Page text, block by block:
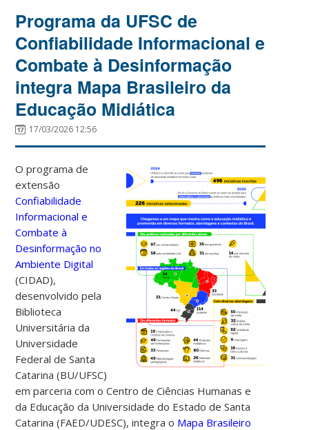
Programa da UFSC de
Confiabilidade Informacional e
Combate à Desinformação
integra Mapa Brasileiro da
Educação Midiática
17/03/2026 12:56
O programa de
extensão
Confiabilidade
Informacional e
Combate à
Desinformação no
Ambiente Digital
(CIDAD),
desenvolvido pela
Biblioteca
Universitária da
Universidade
Federal de Santa
Catarina (BU/UFSC)
em parceria com o Centro de Ciências Humanas e
da Educação da Universidade do Estado de Santa
Catarina (FAED/UDESC), integra o Mapa Brasileiro